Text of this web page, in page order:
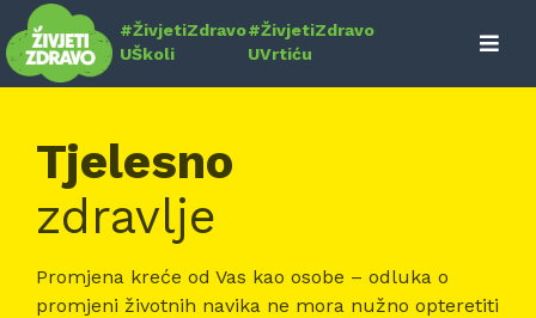
Skip
to
content
#ŽivjetiZdravo
UŠkoli
#ŽivjetiZdravo
UVrtiću
Tjelesno
zdravlje
Promjena kreće od Vas kao osobe – odluka o
promjeni životnih navika ne mora nužno opteretiti